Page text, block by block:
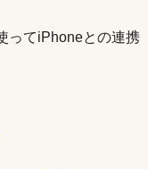
ってiPhoneとの連携